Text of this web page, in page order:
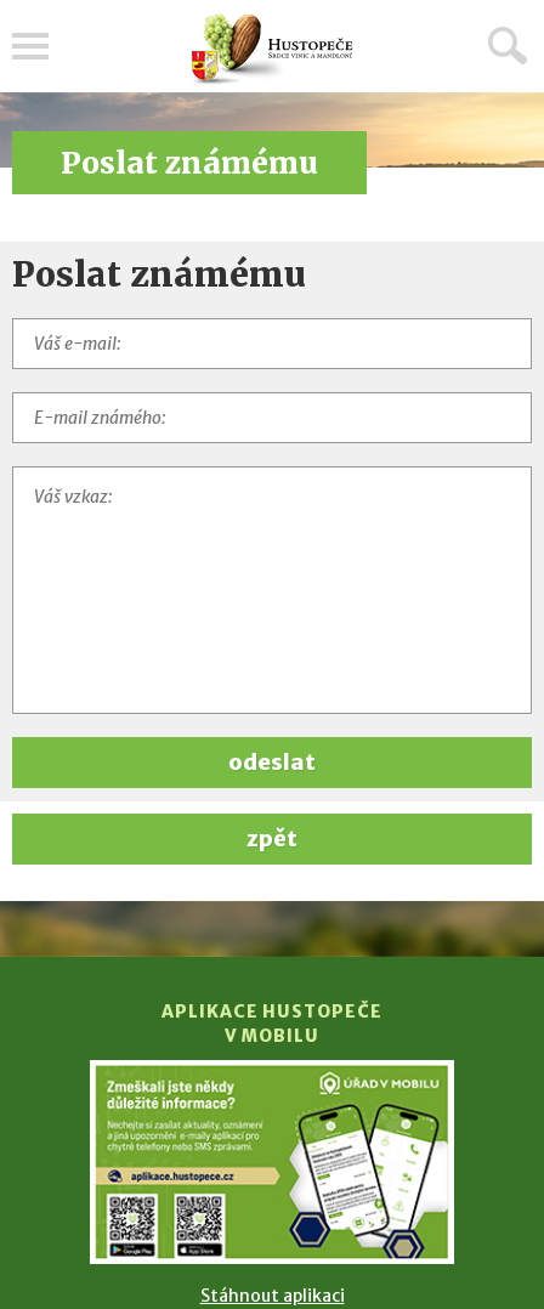
Poslat známému
Poslat známému
odeslat
zpět
APLIKACE HUSTOPEČE
V MOBILU
Stáhnout aplikaci